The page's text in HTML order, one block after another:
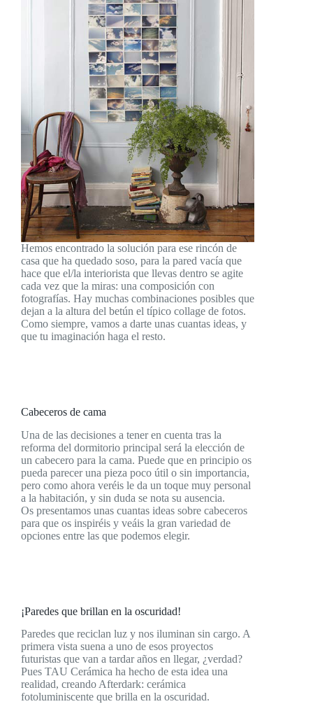
Hemos encontrado la solución para ese rincón de
casa que ha quedado soso, para la pared vacía que
hace que el/la interiorista que llevas dentro se agite
cada vez que la miras: una composición con
fotografías. Hay muchas combinaciones posibles que
dejan a la altura del betún el típico collage de fotos.
Como siempre, vamos a darte unas cuantas ideas, y
que tu imaginación haga el resto.
Cabeceros de cama
Una de las decisiones a tener en cuenta tras la
reforma del dormitorio principal será la elección de
un cabecero para la cama. Puede que en principio os
pueda parecer una pieza poco útil o sin importancia,
pero como ahora veréis le da un toque muy personal
a la habitación, y sin duda se nota su ausencia.
Os presentamos unas cuantas ideas sobre cabeceros
para que os inspiréis y veáis la gran variedad de
opciones entre las que podemos elegir.
¡Paredes que brillan en la oscuridad!
Paredes que reciclan luz y nos iluminan sin cargo. A
primera vista suena a uno de esos proyectos
futuristas que van a tardar años en llegar, ¿verdad?
Pues TAU Cerámica ha hecho de esta idea una
realidad, creando Afterdark: cerámica
fotoluminiscente que brilla en la oscuridad.